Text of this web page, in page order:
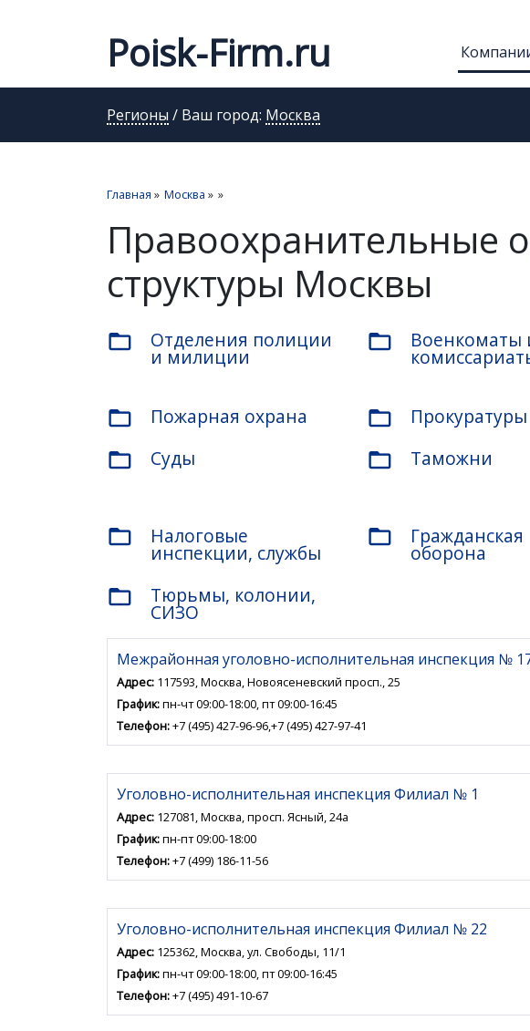
Poisk-Firm.ru
Регионы / Ваш город: Москва
Главная » Москва » »
Правоохранительные
структуры Москвы
folder_open Отделения полиции
и милиции
folder_open Военкоматы
folder_open Пожарная охрана folder_open Прокуратуры
folder_open Суды folder_open Таможни
folder_open Налоговые
инспекции, службы
folder_open Гражданская
оборона
folder_open Тюрьмы, колонии,
СИЗО
Межрайонная уголовно-исполнительная инспекция №
Адрес: 117593, Москва, Новоясеневский просп., 25
График:пн-чт 09:00-18:00, пт 09:00-16:45
Телефон:+7 (495) 427-96-96,+7 (495) 427-97-41
Уголовно-исполнительная инспекция Филиал № 1
Адрес: 127081, Москва, просп. Ясный, 24а
График:пн-пт 09:00-18:00
Телефон:+7 (499) 186-11-56
Уголовно-исполнительная инспекция Филиал № 22
Адрес: 125362, Москва, ул. Свободы, 11/1
График:пн-чт 09:00-18:00, пт 09:00-16:45
Телефон:+7 (495) 491-10-67